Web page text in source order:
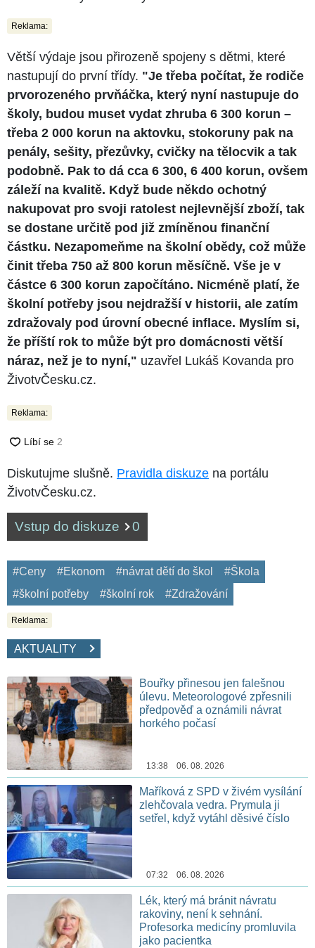
Reklama:
Větší výdaje jsou přirozeně spojeny s dětmi, které
nastupují do první třídy. "Je třeba počítat, že rodiče
prvorozeného prvňáčka, který nyní nastupuje do
školy, budou muset vydat zhruba 6 300 korun –
třeba 2 000 korun na aktovku, stokoruny pak na
penály, sešity, přezůvky, cvičky na tělocvik a tak
podobně. Pak to dá cca 6 300, 6 400 korun, ovšem
záleží na kvalitě. Když bude někdo ochotný
nakupovat pro svoji ratolest nejlevnější zboží, tak
se dostane určitě pod již zmíněnou finanční
částku. Nezapomeňme na školní obědy, což může
činit třeba 750 až 800 korun měsíčně. Vše je v
částce 6 300 korun započítáno. Nicméně platí, že
školní potřeby jsou nejdražší v historii, ale zatím
zdražovaly pod úrovní obecné inflace. Myslím si,
že příští rok to může být pro domácnosti větší
náraz, než je to nyní," uzavřel Lukáš Kovanda pro
ŽivotvČesku.cz.
Reklama:
Diskutujme slušně. Pravidla diskuze na portálu
ŽivotvČesku.cz.
Vstup do diskuze 0
#Ceny #Ekonom #návrat dětí do škol
#Škola
#školní potřeby
#školní rok #Zdražování
Reklama:
AKTUALITY
Bouřky přinesou jen falešnou
úlevu. Meteorologové zpřesnili
předpověď a oznámili návrat
horkého počasí
13:38 06. 08. 2026
Maříková z SPD v živém vysílání
zlehčovala vedra. Prymula ji
setřel, když vytáhl děsivé číslo
07:32 06. 08. 2026
Lék, který má bránit návratu
rakoviny, není k sehnání.
Profesorka medicíny promluvila
jako pacientka